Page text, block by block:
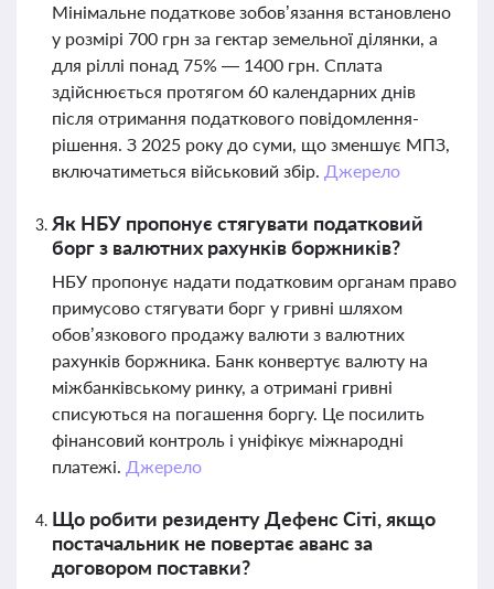
Мінімальне податкове зобов’язання встановлено
у розмірі 700 грн за гектар земельної ділянки, а
для ріллі понад 75% — 1400 грн. Сплата
здійснюється протягом 60 календарних днів
після отримання податкового повідомлення-
рішення. З 2025 року до суми, що зменшує МПЗ,
включатиметься військовий збір. Джерело
Як НБУ пропонує стягувати податковий
борг з валютних рахунків боржників?
НБУ пропонує надати податковим органам право
примусово стягувати борг у гривні шляхом
обов’язкового продажу валюти з валютних
рахунків боржника. Банк конвертує валюту на
міжбанківському ринку, а отримані гривні
списуються на погашення боргу. Це посилить
фінансовий контроль і уніфікує міжнародні
платежі. Джерело
Що робити резиденту Дефенс Сіті, якщо
постачальник не повертає аванс за
договором поставки?